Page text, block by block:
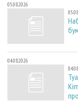
05.08.2026
04.08.2026